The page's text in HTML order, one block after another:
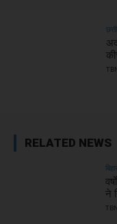
RELATED NEWS
बिहार
ने